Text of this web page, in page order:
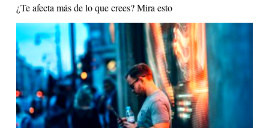
¿Te afecta más de lo que crees? Mira esto